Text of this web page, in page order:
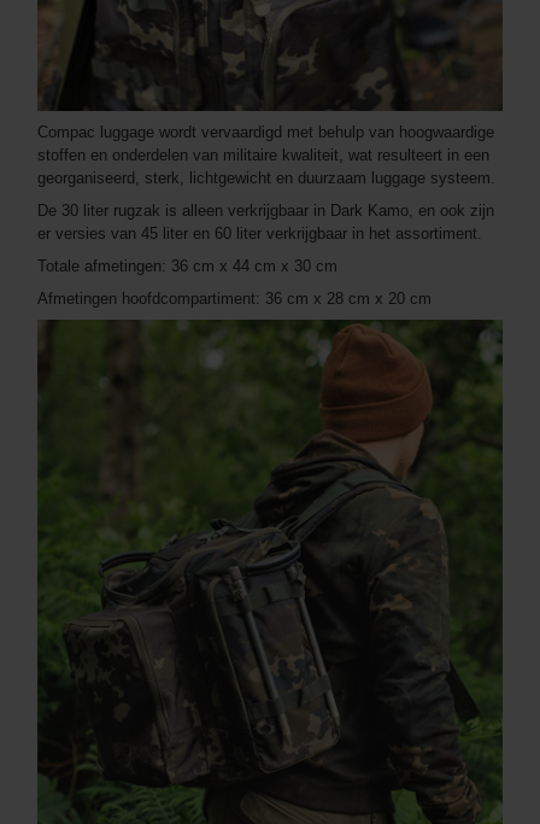
Compac luggage wordt vervaardigd met behulp van hoogwaardige
stoffen en onderdelen van militaire kwaliteit, wat resulteert in een
georganiseerd, sterk, lichtgewicht en duurzaam luggage systeem.
De 30 liter rugzak is alleen verkrijgbaar in Dark Kamo, en ook zijn
er versies van 45 liter en 60 liter verkrijgbaar in het assortiment.
Totale afmetingen: 36 cm x 44 cm x 30 cm
Afmetingen hoofdcompartiment: 36 cm x 28 cm x 20 cm